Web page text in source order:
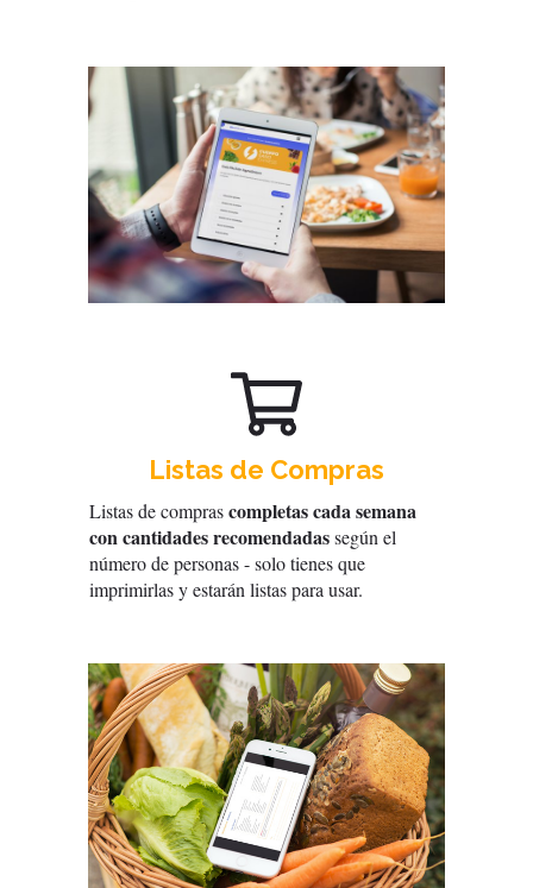
Listas de Compras
Listas de comprascompletas cada semana
con cantidades recomendadassegún el
número de personas - solo tienes que
imprimirlas y estarán listas para usar.